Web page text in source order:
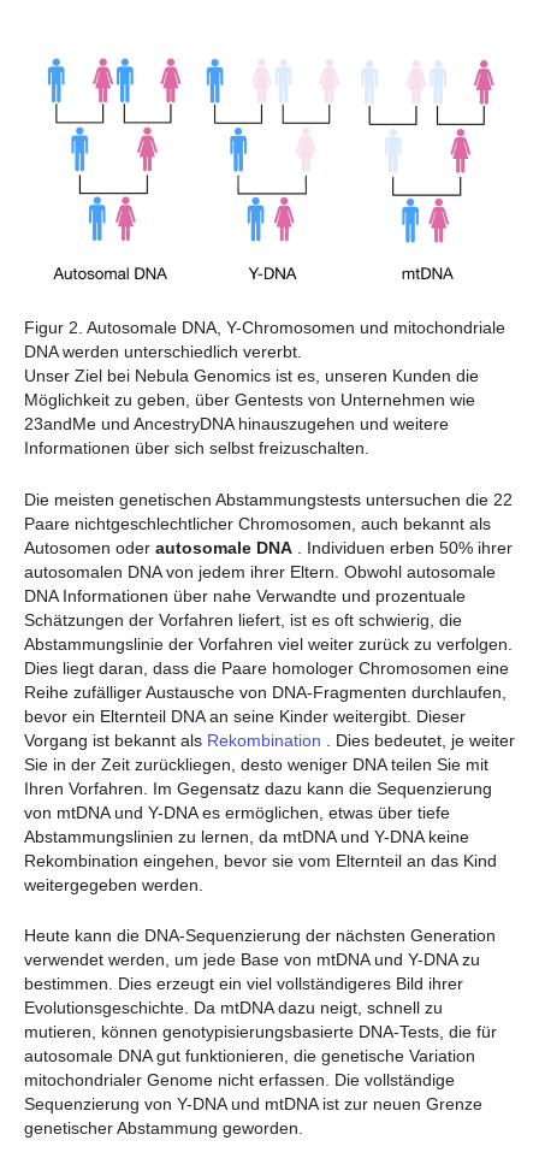
Figur 2. Autosomale DNA, Y-Chromosomen und mitochondriale
DNA werden unterschiedlich vererbt.
Unser Ziel bei Nebula Genomics ist es, unseren Kunden die
Möglichkeit zu geben, über Gentests von Unternehmen wie
23andMe und AncestryDNA hinauszugehen und weitere
Informationen über sich selbst freizuschalten.
Die meisten genetischen Abstammungstests untersuchen die 22
Paare nichtgeschlechtlicher Chromosomen, auch bekannt als
Autosomen oder autosomale DNA . Individuen erben 50% ihrer
autosomalen DNA von jedem ihrer Eltern. Obwohl autosomale
DNA Informationen über nahe Verwandte und prozentuale
Schätzungen der Vorfahren liefert, ist es oft schwierig, die
Abstammungslinie der Vorfahren viel weiter zurück zu verfolgen.
Dies liegt daran, dass die Paare homologer Chromosomen eine
Reihe zufälliger Austausche von DNA-Fragmenten durchlaufen,
bevor ein Elternteil DNA an seine Kinder weitergibt. Dieser
Vorgang ist bekannt als Rekombination . Dies bedeutet, je weiter
Sie in der Zeit zurückliegen, desto weniger DNA teilen Sie mit
Ihren Vorfahren. Im Gegensatz dazu kann die Sequenzierung
von mtDNA und Y-DNA es ermöglichen, etwas über tiefe
Abstammungslinien zu lernen, da mtDNA und Y-DNA keine
Rekombination eingehen, bevor sie vom Elternteil an das Kind
weitergegeben werden.
Heute kann die DNA-Sequenzierung der nächsten Generation
verwendet werden, um jede Base von mtDNA und Y-DNA zu
bestimmen. Dies erzeugt ein viel vollständigeres Bild ihrer
Evolutionsgeschichte. Da mtDNA dazu neigt, schnell zu
mutieren, können genotypisierungsbasierte DNA-Tests, die für
autosomale DNA gut funktionieren, die genetische Variation
mitochondrialer Genome nicht erfassen. Die vollständige
Sequenzierung von Y-DNA und mtDNA ist zur neuen Grenze
genetischer Abstammung geworden.